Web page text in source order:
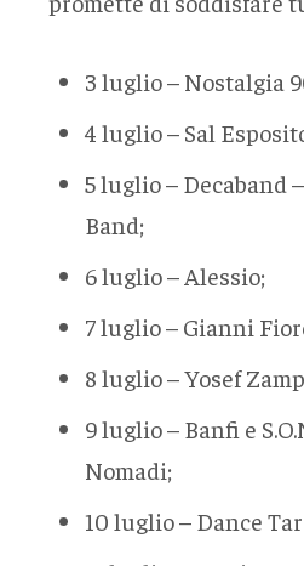
3 luglio – Nostalgia
4 luglio – Sal
5 luglio – Decaband
Band;
6 luglio – Alessio;
7 luglio – Gianni
8 luglio – Yosef
9 luglio – Banfi e
Nomadi;
10 luglio – Dance